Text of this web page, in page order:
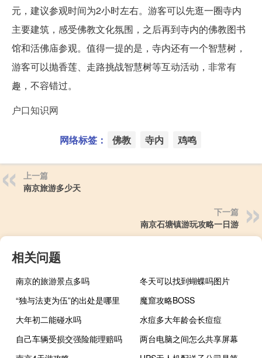
元，建议参观时间为2小时左右。游客可以先逛一圈寺内
主要建筑，感受佛教文化氛围，之后再到寺内的佛教图书
馆和活佛庙参观。值得一提的是，寺内还有一个智慧树，
游客可以抛香莲、走路挑战智慧树等互动活动，非常有
趣，不容错过。
户口知识网
网络标签： 佛教 寺内 鸡鸣
上一篇
南京旅游多少天
下一篇
南京石塘镇游玩攻略一日游
相关问题
南京的旅游景点多吗
冬天可以找到蝴蝶吗图片
“独与法吏为伍”的出处是哪里
魔窟攻略BOSS
大年初二能碰水吗
水痘多大年龄会长痘痘
自己车辆受损交强险能理赔吗
两台电脑之间怎么共享屏幕